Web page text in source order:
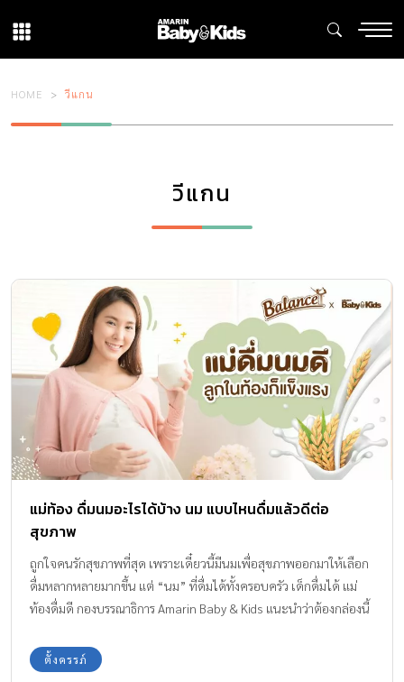
HOME วีแกน
วีแกน
แม่ท้อง ดื่มนมอะไรได้บ้าง นม แบบไหนดื่มแล้วดีต่อ
สุขภาพ
ถูกใจคนรักสุขภาพที่สุด เพราะเดี๋ยวนี้มีนมเพื่อสุขภาพออกมาให้เลือก
ดื่มหลากหลายมากขึ้น แต่ “นม” ที่ดื่มได้ทั้งครอบครัว เด็กดื่มได้ แม่
ท้องดื่มดี กองบรรณาธิการ Amarin Baby & Kids แนะนำว่าต้องกล่องนี้
สุขภาพ อยากให้ทุกคนได้ดื่มกันทุกวันค่ะ กินดี ร่างกายก็แข็งแรง…
สุขภาพที่ดีต้องแข็งแรงจากภายในสู่ภายนอก การจะทำให้ระบบเซลล์
ตั้งครรภ์